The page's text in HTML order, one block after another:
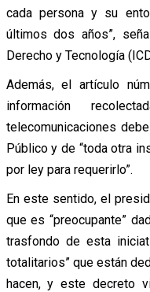
cada persona y su
últimos dos años”,
Derecho y Tecnología
Además, el artículo
información
telecomunicaciones
Público y de “toda otra
por ley para requerirlo”.
En este sentido, el
que es “preocupante”
trasfondo de esta
totalitarios” que están
hacen, y este decreto